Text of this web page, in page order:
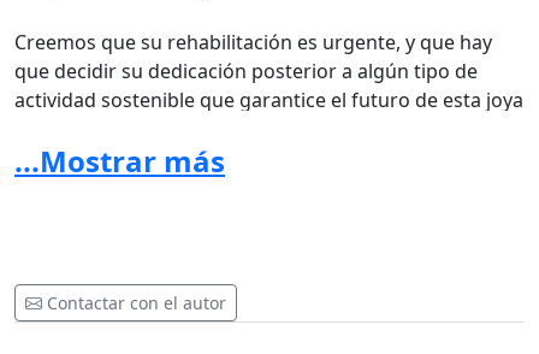
Creemos que su rehabilitación es urgente, y que hay
que decidir su dedicación posterior a algún tipo de
actividad sostenible que garantice el futuro de esta joya
como en el de la Sanidad Publica, la actual pandemia ha
puesto de manifiesto.
...Mostrar más
Contactar con el autor